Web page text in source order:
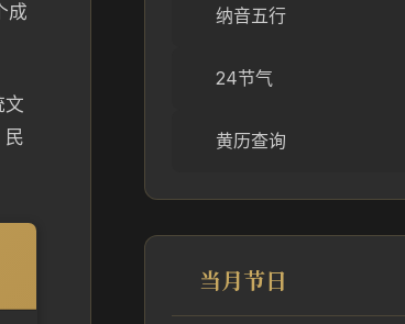
成
文
民
纳音五行
24节气
黄历查询
当月节日